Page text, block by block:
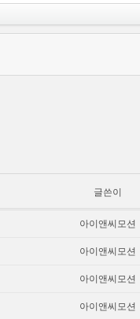
글쓴이
아이앤씨모션
아이앤씨모션
아이앤씨모션
아이앤씨모션